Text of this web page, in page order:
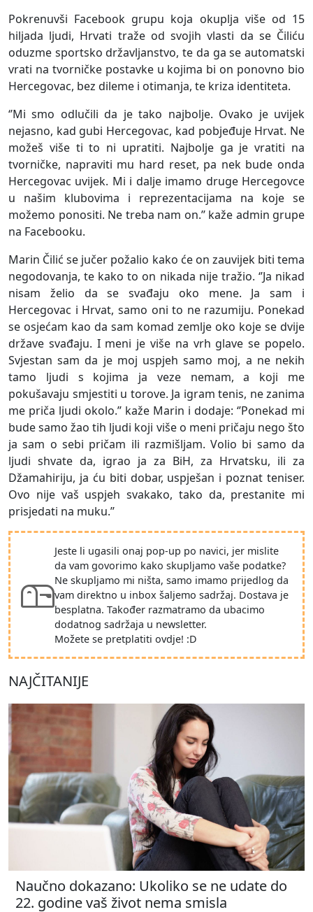
Pokrenuvši Facebook grupu koja okuplja više od 15
hiljada ljudi, Hrvati traže od svojih vlasti da se Čiliću
oduzme sportsko državljanstvo, te da ga se automatski
vrati na tvorničke postavke u kojima bi on ponovno bio
Hercegovac, bez dileme i otimanja, te kriza identiteta.
‘’Mi smo odlučili da je tako najbolje. Ovako je uvijek
nejasno, kad gubi Hercegovac, kad pobjeđuje Hrvat. Ne
možeš više ti to ni upratiti. Najbolje ga je vratiti na
tvorničke, napraviti mu hard reset, pa nek bude onda
Hercegovac uvijek. Mi i dalje imamo druge Hercegovce
u našim klubovima i reprezentacijama na koje se
možemo ponositi. Ne treba nam on.’’ kaže admin grupe
na Facebooku.
Marin Čilić se jučer požalio kako će on zauvijek biti tema
negodovanja, te kako to on nikada nije tražio. ‘’Ja nikad
nisam želio da se svađaju oko mene. Ja sam i
Hercegovac i Hrvat, samo oni to ne razumiju. Ponekad
se osjećam kao da sam komad zemlje oko koje se dvije
države svađaju. I meni je više na vrh glave se popelo.
Svjestan sam da je moj uspjeh samo moj, a ne nekih
tamo ljudi s kojima ja veze nemam, a koji me
pokušavaju smjestiti u torove. Ja igram tenis, ne zanima
me priča ljudi okolo.’’ kaže Marin i dodaje: ‘’Ponekad mi
bude samo žao tih ljudi koji više o meni pričaju nego što
ja sam o sebi pričam ili razmišljam. Volio bi samo da
ljudi shvate da, igrao ja za BiH, za Hrvatsku, ili za
Džamahiriju, ja ću biti dobar, uspješan i poznat teniser.
Ovo nije vaš uspjeh svakako, tako da, prestanite mi
prisjedati na muku.’’
Jeste li ugasili onaj pop-up po navici, jer mislite
da vam govorimo kako skupljamo vaše podatke?
Ne skupljamo mi ništa, samo imamo prijedlog da
vam direktno u inbox šaljemo sadržaj. Dostava je
besplatna. Također razmatramo da ubacimo
dodatnog sadržaja u newsletter.
Možete se pretplatiti ovdje! :D
NAJČITANIJE
Naučno dokazano: Ukoliko se ne udate do
22. godine vaš život nema smisla